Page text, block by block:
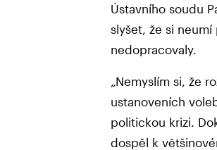
Ústavního soudu
slyšet, že si
nedopracovaly.
„Nemyslím si, že
ustanoveních
politickou krizi.
dospěl k